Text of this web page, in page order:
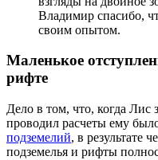
Владимир спасибо,
своим опытом.
Маленькое
рифте
Дело в том, что, когда Лис
проводил расчеты ему
подземелий, в результате
подземелья и рифты